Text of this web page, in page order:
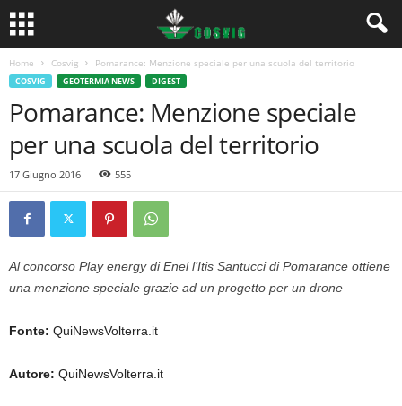
Home Cosvig Pomarance: Menzione speciale per una scuola del territorio
COSVIG GEOTERMIA NEWS DIGEST
Pomarance: Menzione speciale
per una scuola del territorio
17 Giugno 2016 555
Al concorso Play energy di Enel l’Itis Santucci di Pomarance ottiene
una menzione speciale grazie ad un progetto per un drone
Fonte: QuiNewsVolterra.it
Autore: QuiNewsVolterra.it